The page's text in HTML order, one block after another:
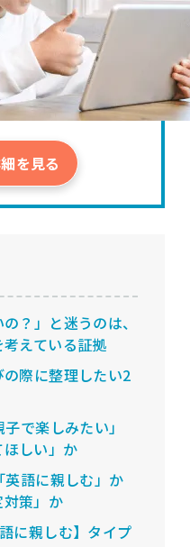
を見る
？」と迷うのは、
えている証拠
際に整理したい2
で楽しみたい」
しい」か
語に親しむ」か
対策」か
に親しむ】タイプ